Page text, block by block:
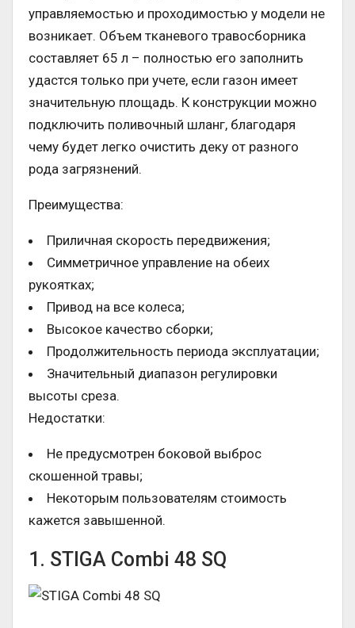
управляемостью и проходимостью у модели не
возникает. Объем тканевого травосборника
составляет 65 л – полностью его заполнить
удастся только при учете, если газон имеет
значительную площадь. К конструкции можно
подключить поливочный шланг, благодаря
чему будет легко очистить деку от разного
рода загрязнений.
Преимущества:
Приличная скорость передвижения;
Симметричное управление на обеих
рукоятках;
Привод на все колеса;
Высокое качество сборки;
Продолжительность периода эксплуатации;
Значительный диапазон регулировки
высоты среза.
Недостатки:
Не предусмотрен боковой выброс
скошенной травы;
Некоторым пользователям стоимость
кажется завышенной.
1. STIGA Combi 48 SQ